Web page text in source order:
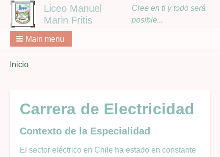
Liceo Manuel
Marin Fritis
Cree en ti y todo será
posible...
Main menu
Breadcrumbs
You
Inicio
Carrera de Electricidad
Contexto de la Especialidad
El sector eléctrico en Chile ha estado en constante